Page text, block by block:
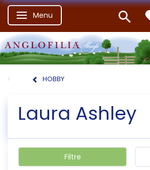
Skifte navigation
Menu
HOBBY
Laura Ashley
Filtre